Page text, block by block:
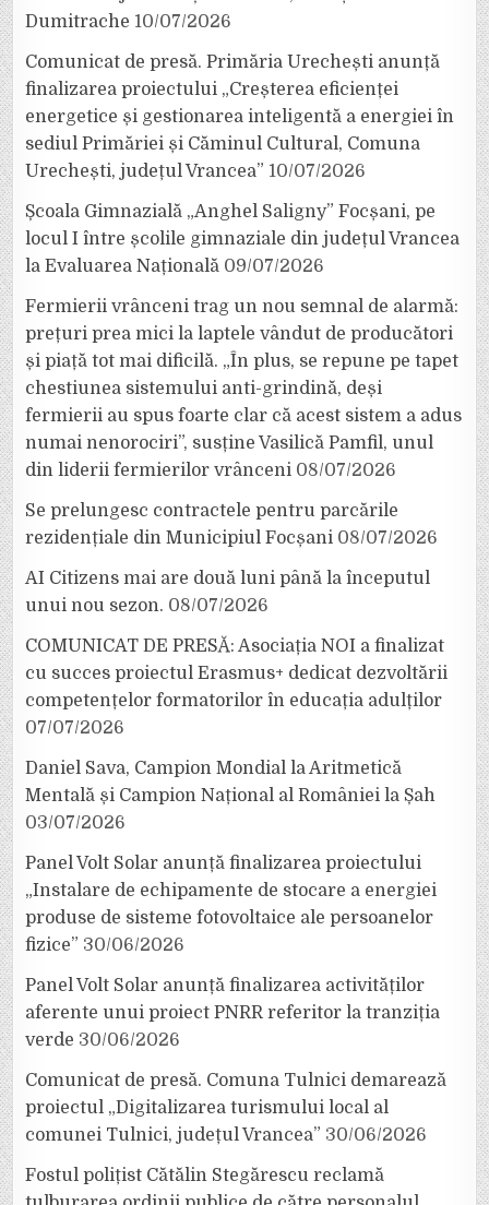
Dumitrache 10/07/2026
Comunicat de presă. Primăria Urechești anunță
finalizarea proiectului „Creșterea eficienței
energetice și gestionarea inteligentă a energiei în
sediul Primăriei și Căminul Cultural, Comuna
Urechești, județul Vrancea” 10/07/2026
Școala Gimnazială „Anghel Saligny” Focșani, pe
locul I între școlile gimnaziale din județul Vrancea
la Evaluarea Națională 09/07/2026
Fermierii vrânceni trag un nou semnal de alarmă:
prețuri prea mici la laptele vândut de producători
și piață tot mai dificilă. „În plus, se repune pe tapet
chestiunea sistemului anti-grindină, deși
fermierii au spus foarte clar că acest sistem a adus
numai nenorociri”, susține Vasilică Pamfil, unul
din liderii fermierilor vrânceni 08/07/2026
Se prelungesc contractele pentru parcările
rezidențiale din Municipiul Focșani 08/07/2026
AI Citizens mai are două luni până la începutul
unui nou sezon. 08/07/2026
COMUNICAT DE PRESĂ: Asociația NOI a finalizat
cu succes proiectul Erasmus+ dedicat dezvoltării
competențelor formatorilor în educația adulților
07/07/2026
Daniel Sava, Campion Mondial la Aritmetică
Mentală și Campion Național al României la Șah
03/07/2026
Panel Volt Solar anunță finalizarea proiectului
„Instalare de echipamente de stocare a energiei
produse de sisteme fotovoltaice ale persoanelor
fizice” 30/06/2026
Panel Volt Solar anunță finalizarea activităților
aferente unui proiect PNRR referitor la tranziția
verde 30/06/2026
Comunicat de presă. Comuna Tulnici demarează
proiectul „Digitalizarea turismului local al
comunei Tulnici, județul Vrancea” 30/06/2026
Fostul polițist Cătălin Stegărescu reclamă